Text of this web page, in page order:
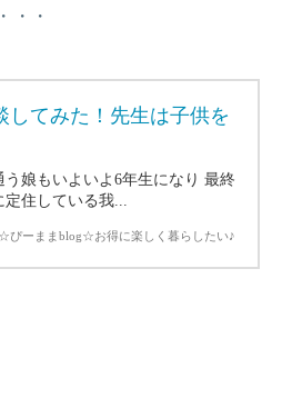
・・
してみた！先生は子供を
娘もいよいよ6年生になり 最終
住している我...
☆ぴーままblog☆お得に楽しく暮らしたい♪